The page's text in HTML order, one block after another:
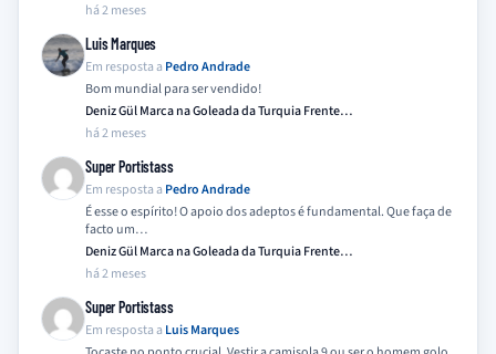
há 2 meses
Luis Marques
Em resposta a Pedro Andrade
Bom mundial para ser vendido!
Deniz Gül Marca na Goleada da Turquia Frente…
há 2 meses
Super Portistass
Em resposta a Pedro Andrade
É esse o espírito! O apoio dos adeptos é fundamental. Que faça de
facto um…
Deniz Gül Marca na Goleada da Turquia Frente…
há 2 meses
Super Portistass
Em resposta a Luis Marques